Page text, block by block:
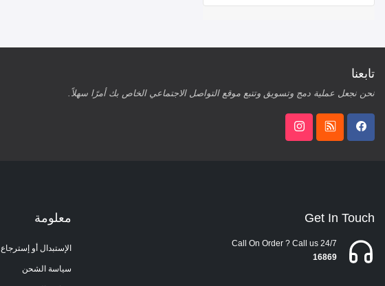
تابعنا
نحن نجعل عملية دمج وتسويق وتتبع موقع التواصل الاجتماعي الخاص بك أمرًا سهلاً.
Get In Touch
Call On Order ? Call us 24/7
16869
معلومة
الإستبدال أو إسترجاع
سياسة الشحن